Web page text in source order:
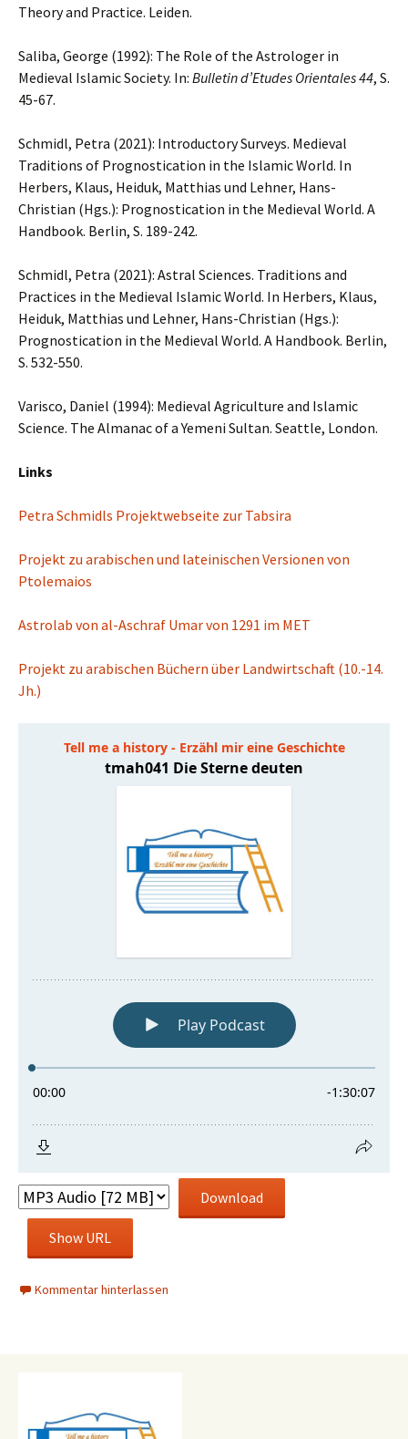
Theory and Practice. Leiden.
Saliba, George (1992): The Role of the Astrologer in
Medieval Islamic Society. In: Bulletin d’Etudes Orientales 44, S.
45-67.
Schmidl, Petra (2021): Introductory Surveys. Medieval
Traditions of Prognostication in the Islamic World. In
Herbers, Klaus, Heiduk, Matthias und Lehner, Hans-
Christian (Hgs.): Prognostication in the Medieval World. A
Handbook. Berlin, S. 189-242.
Schmidl, Petra (2021): Astral Sciences. Traditions and
Practices in the Medieval Islamic World. In Herbers, Klaus,
Heiduk, Matthias und Lehner, Hans-Christian (Hgs.):
Prognostication in the Medieval World. A Handbook. Berlin,
S. 532-550.
Varisco, Daniel (1994): Medieval Agriculture and Islamic
Science. The Almanac of a Yemeni Sultan. Seattle, London.
Links
Petra Schmidls Projektwebseite zur Tabsira
Projekt zu arabischen und lateinischen Versionen von
Ptolemaios
Astrolab von al-Aschraf Umar von 1291 im MET
Projekt zu arabischen Büchern über Landwirtschaft (10.-14.
Jh.)
Download
Show URL
Kommentar hinterlassen